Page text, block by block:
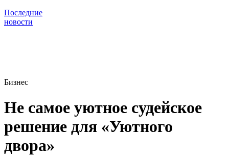
Последние
новости
Бизнес
Не самое уютное судейское
решение для «Уютного
двора»